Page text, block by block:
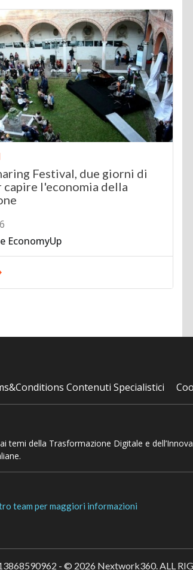
Festival, due giorni di
capire l'economia della
EconomyUp
Contenuti Specialistici
della Trasformazione Digitale e
team per maggiori informazioni
- © 2026 Nextwork360. ALL